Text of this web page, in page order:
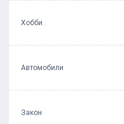
Хобби
Автомобили
Закон